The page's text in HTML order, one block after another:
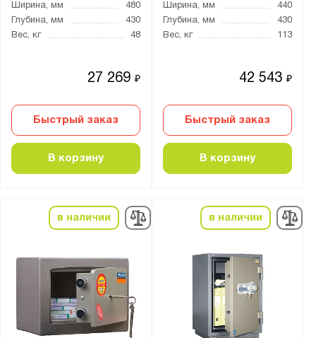
Ширина, мм
480
Глубина, мм
430
Вес, кг
48
27 269₽
Быстрый заказ
В корзину
Ширина, мм
440
Глубина, мм
430
Вес, кг
113
42 543₽
Быстрый заказ
В корзину
в наличии в наличии